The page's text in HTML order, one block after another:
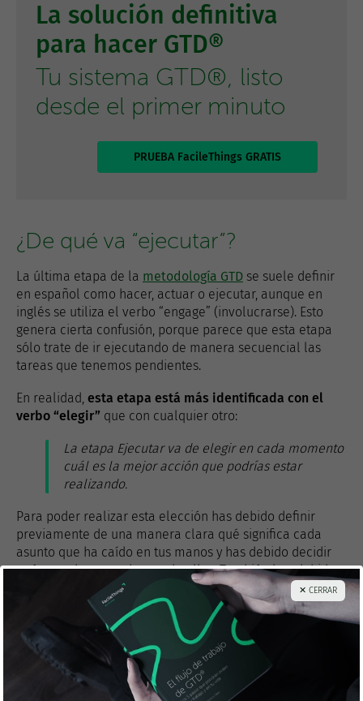
La solución definitiva
para hacer GTD®
Tu sistema GTD®, listo
desde el primer minuto
PRUEBA FacileThings GRATIS
¿De qué va “ejecutar”?
La última etapa de la metodología GTD se suele definir
en español como hacer, actuar o ejecutar, aunque en
inglés se utiliza el verbo “engage” (involucrarse). Esto
genera cierta confusión, porque parece que esta etapa
sólo trate de ir ejecutando de manera secuencial las
tareas que tenemos pendientes.
En realidad, esta etapa está más identificada con el
verbo “elegir” que con cualquier otro:
La etapa Ejecutar va de elegir en cada momento
cuál es la mejor acción que podrías estar
realizando.
Para poder realizar esta elección has debido definir
previamente de una manera clara qué significa cada
asunto que ha caído en tus manos y has debido decidir
qué vas a hacer cada uno de ellos. También has debido
poner cada acción en la lista adecuada, de modo que
todas las opciones pertinentes estén visibles cuando te
encuentres en un determinado contexto.
Si tus listas están repletas de tareas expresadas de una
manera vaga y ambigua, no tendrán mucho valor. Sin
darte cuenta, evitarás cualquier acción cuyo significado
✕ CERRAR